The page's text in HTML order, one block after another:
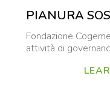
PIANURA
Fondazione
attività di